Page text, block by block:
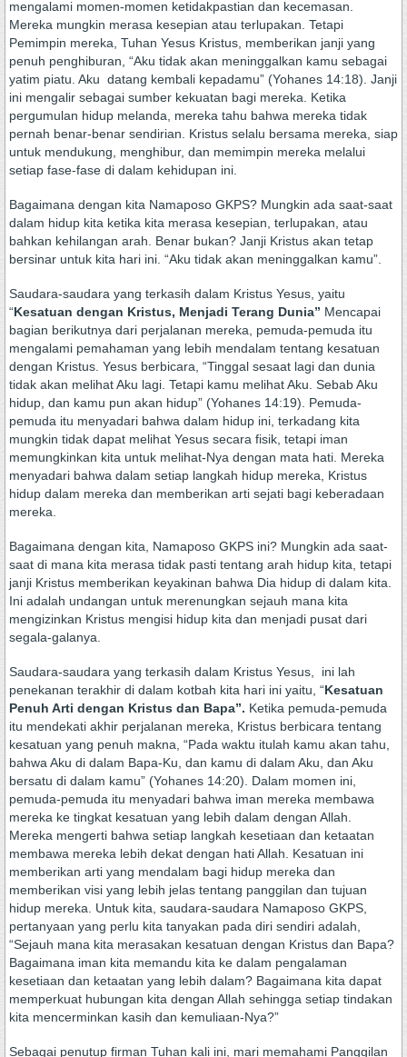
mengalami momen-momen ketidakpastian dan kecemasan.
Mereka mungkin merasa kesepian atau terlupakan. Tetapi
Pemimpin mereka, Tuhan Yesus Kristus, memberikan janji yang
penuh penghiburan, “Aku tidak akan meninggalkan kamu sebagai
yatim piatu. Aku datang kembali kepadamu” (Yohanes 14:18). Janji
ini mengalir sebagai sumber kekuatan bagi mereka. Ketika
pergumulan hidup melanda, mereka tahu bahwa mereka tidak
pernah benar-benar sendirian. Kristus selalu bersama mereka, siap
untuk mendukung, menghibur, dan memimpin mereka melalui
setiap fase-fase di dalam kehidupan ini.
Bagaimana dengan kita Namaposo GKPS? Mungkin ada saat-saat
dalam hidup kita ketika kita merasa kesepian, terlupakan, atau
bahkan kehilangan arah. Benar bukan? Janji Kristus akan tetap
bersinar untuk kita hari ini. “Aku tidak akan meninggalkan kamu”.
Saudara-saudara yang terkasih dalam Kristus Yesus, yaitu
“Kesatuan dengan Kristus, Menjadi Terang Dunia” Mencapai
bagian berikutnya dari perjalanan mereka, pemuda-pemuda itu
mengalami pemahaman yang lebih mendalam tentang kesatuan
dengan Kristus. Yesus berbicara, “Tinggal sesaat lagi dan dunia
tidak akan melihat Aku lagi. Tetapi kamu melihat Aku. Sebab Aku
hidup, dan kamu pun akan hidup” (Yohanes 14:19). Pemuda-
pemuda itu menyadari bahwa dalam hidup ini, terkadang kita
mungkin tidak dapat melihat Yesus secara fisik, tetapi iman
memungkinkan kita untuk melihat-Nya dengan mata hati. Mereka
menyadari bahwa dalam setiap langkah hidup mereka, Kristus
hidup dalam mereka dan memberikan arti sejati bagi keberadaan
mereka.
Bagaimana dengan kita, Namaposo GKPS ini? Mungkin ada saat-
saat di mana kita merasa tidak pasti tentang arah hidup kita, tetapi
janji Kristus memberikan keyakinan bahwa Dia hidup di dalam kita.
Ini adalah undangan untuk merenungkan sejauh mana kita
mengizinkan Kristus mengisi hidup kita dan menjadi pusat dari
segala-galanya.
Saudara-saudara yang terkasih dalam Kristus Yesus, ini lah
penekanan terakhir di dalam kotbah kita hari ini yaitu, “Kesatuan
Penuh Arti dengan Kristus dan Bapa”. Ketika pemuda-pemuda
itu mendekati akhir perjalanan mereka, Kristus berbicara tentang
kesatuan yang penuh makna, “Pada waktu itulah kamu akan tahu,
bahwa Aku di dalam Bapa-Ku, dan kamu di dalam Aku, dan Aku
bersatu di dalam kamu” (Yohanes 14:20). Dalam momen ini,
pemuda-pemuda itu menyadari bahwa iman mereka membawa
mereka ke tingkat kesatuan yang lebih dalam dengan Allah.
Mereka mengerti bahwa setiap langkah kesetiaan dan ketaatan
membawa mereka lebih dekat dengan hati Allah. Kesatuan ini
memberikan arti yang mendalam bagi hidup mereka dan
memberikan visi yang lebih jelas tentang panggilan dan tujuan
hidup mereka. Untuk kita, saudara-saudara Namaposo GKPS,
pertanyaan yang perlu kita tanyakan pada diri sendiri adalah,
“Sejauh mana kita merasakan kesatuan dengan Kristus dan Bapa?
Bagaimana iman kita memandu kita ke dalam pengalaman
kesetiaan dan ketaatan yang lebih dalam? Bagaimana kita dapat
memperkuat hubungan kita dengan Allah sehingga setiap tindakan
kita mencerminkan kasih dan kemuliaan-Nya?”
Sebagai penutup firman Tuhan kali ini, mari memahami Panggilan